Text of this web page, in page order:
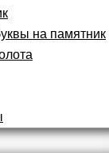
на памятник